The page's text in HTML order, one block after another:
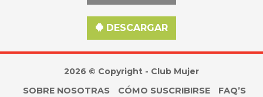
DESCARGAR
2026 © Copyright - Club Mujer
SOBRE NOSOTRAS
CÓMO SUSCRIBIRSE
FAQ’S